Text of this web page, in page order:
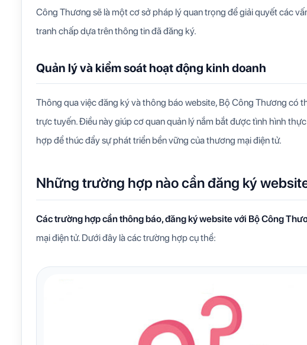
Công Thương sẽ là một cơ sở pháp lý quan trọng để giải quyết các
tranh chấp dựa trên thông tin đã đăng ký.
Quản lý và kiểm soát hoạt động kinh doanh
Thông qua việc đăng ký và thông báo website, Bộ Công Thương có
trực tuyến. Điều này giúp cơ quan quản lý nắm bắt được tình hình
hợp để thúc đẩy sự phát triển bền vững của thương mại điện tử.
Những trường hợp nào cần đăng ký
Các trường hợp cần thông báo, đăng ký website với Bộ Công
mại điện tử. Dưới đây là các trường hợp cụ thể: